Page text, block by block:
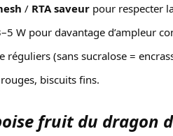
/ RTA saveur pour respecter
W pour davantage d’ampleur
réguliers (sans sucralose =
biscuits fins.
fruit du dragon